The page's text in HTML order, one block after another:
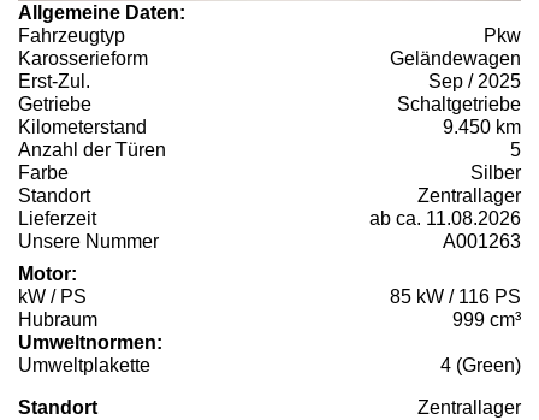
Allgemeine Daten:
Fahrzeugtyp
Pkw
Karosserieform
Geländewagen
Erst-Zul.
Sep / 2025
Getriebe
Schaltgetriebe
Kilometerstand
9.450 km
Anzahl der Türen
5
Farbe
Silber
Standort
Zentrallager
Lieferzeit
ab ca. 11.08.2026
Unsere Nummer
A001263
Motor:
kW / PS
85 kW / 116 PS
Hubraum
999 cm³
Umweltnormen:
Umweltplakette
4 (Green)
Standort Zentrallager